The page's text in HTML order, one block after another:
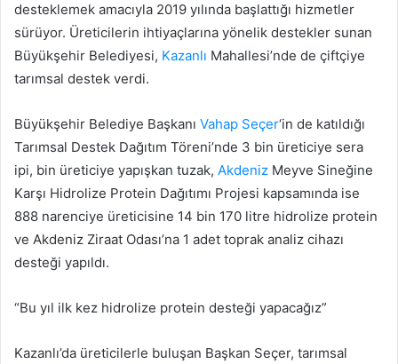
desteklemek amacıyla 2019 yılında başlattığı hizmetler
sürüyor. Üreticilerin ihtiyaçlarına yönelik destekler sunan
Büyükşehir Belediyesi, Kazanlı Mahallesi’nde de çiftçiye
tarımsal destek verdi.
Büyükşehir Belediye Başkanı Vahap Seçer‘in de katıldığı
Tarımsal Destek Dağıtım Töreni’nde 3 bin üreticiye sera
ipi, bin üreticiye yapışkan tuzak, Akdeniz Meyve Sineğine
Karşı Hidrolize Protein Dağıtımı Projesi kapsamında ise
888 narenciye üreticisine 14 bin 170 litre hidrolize protein
ve Akdeniz Ziraat Odası’na 1 adet toprak analiz cihazı
desteği yapıldı.
“Bu yıl ilk kez hidrolize protein desteği yapacağız”
Kazanlı’da üreticilerle buluşan Başkan Seçer, tarımsal